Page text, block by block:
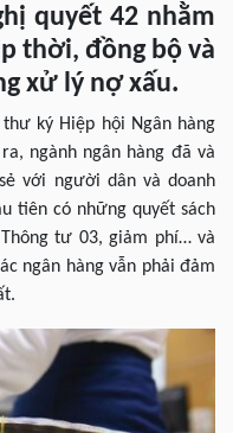
quyết 42 nhằm
thời, đồng bộ và
xử lý nợ xấu.
thư ký Hiệp hội Ngân hàng
ngành ngân hàng đã và
với người dân và doanh
tiên có những quyết sách
tư 03, giảm phí… và
ngân hàng vẫn phải đảm